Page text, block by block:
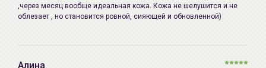
Импортер в
ООО «Аллкосметикс Групп».
ул.Мележа, д.5, корп.1, пом.233.
,через месяц вообще идеальная кожа. Кожа не шелушится и не
облезает , но становится ровной, сияющей и обновленной)
Алина